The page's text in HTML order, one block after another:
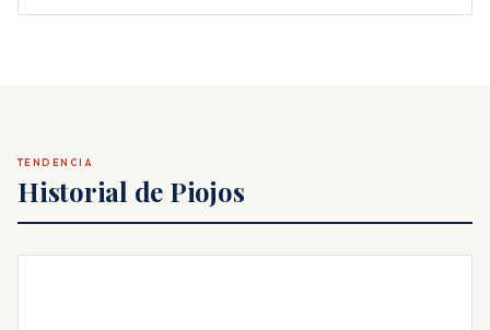
TENDENCIA
Historial de Piojos